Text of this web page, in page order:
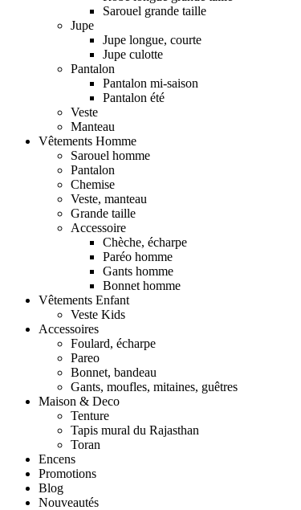
Sarouel grande taille
Jupe
Jupe longue, courte
Jupe culotte
Pantalon
Pantalon mi-saison
Pantalon été
Veste
Manteau
Vêtements Homme
Sarouel homme
Pantalon
Chemise
Veste, manteau
Grande taille
Accessoire
Chèche, écharpe
Paréo homme
Gants homme
Bonnet homme
Vêtements Enfant
Veste Kids
Accessoires
Foulard, écharpe
Pareo
Bonnet, bandeau
Gants, moufles, mitaines, guêtres
Maison & Deco
Tenture
Tapis mural du Rajasthan
Toran
Encens
Promotions
Blog
Nouveautés